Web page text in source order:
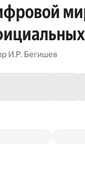
И.Р. Бегишев